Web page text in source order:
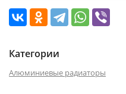
Категории
Алюминиевые радиаторы